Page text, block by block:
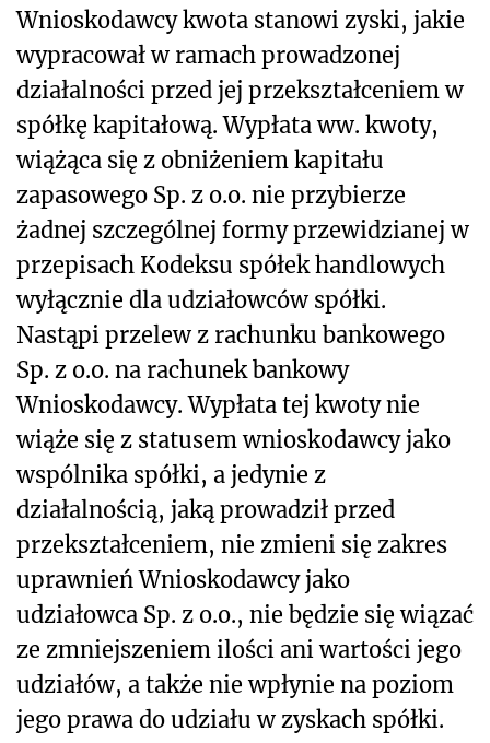
Wnioskodawcy kwota stanowi zyski, jakie
wypracował w ramach prowadzonej
działalności przed jej przekształceniem w
spółkę kapitałową. Wypłata ww. kwoty,
wiążąca się z obniżeniem kapitału
zapasowego Sp. z o.o. nie przybierze
żadnej szczególnej formy przewidzianej w
przepisach Kodeksu spółek handlowych
wyłącznie dla udziałowców spółki.
Nastąpi przelew z rachunku bankowego
Sp. z o.o. na rachunek bankowy
Wnioskodawcy. Wypłata tej kwoty nie
wiąże się z statusem wnioskodawcy jako
wspólnika spółki, a jedynie z
działalnością, jaką prowadził przed
przekształceniem, nie zmieni się zakres
uprawnień Wnioskodawcy jako
udziałowca Sp. z o.o., nie będzie się wiązać
ze zmniejszeniem ilości ani wartości jego
udziałów, a także nie wpłynie na poziom
jego prawa do udziału w zyskach spółki.